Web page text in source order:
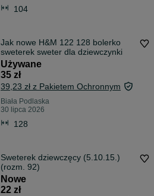
104
Jak nowe H&M 122 128 bolerko
sweterek sweter dla dziewczynki
Używane
35 zł
39,23 zł z Pakietem Ochronnym
Biała Podlaska
30 lipca 2026
128
Sweterek dziewczęcy (5.10.15.)
(rozm. 92)
Nowe
22 zł